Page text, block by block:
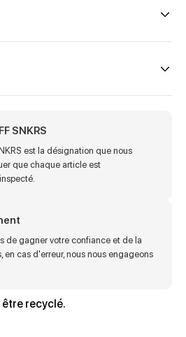
SNKRS
est la désignation que nous
que chaque article est
de gagner votre confiance et de la
en cas d'erreur, nous nous engageons
recyclé.